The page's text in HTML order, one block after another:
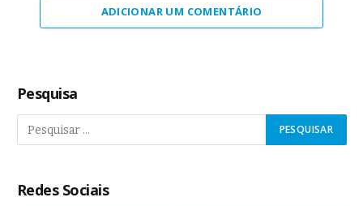
ADICIONAR UM COMENTÁRIO
Pesquisa
Redes Sociais